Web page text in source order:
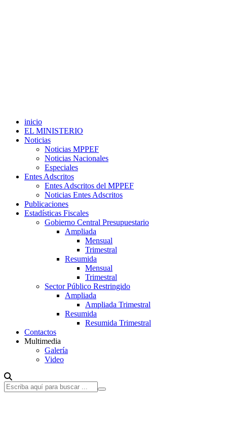
inicio
EL MINISTERIO
Noticias
Noticias MPPEF
Noticias Nacionales
Especiales
Entes Adscritos
Entes Adscritos del MPPEF
Noticias Entes Adscritos
Publicaciones
Estadísticas Fiscales
Gobierno Central Presupuestario
Ampliada
Mensual
Trimestral
Resumida
Mensual
Trimestral
Sector Público Restringido
Ampliada
Ampliada Trimestral
Resumida
Resumida Trimestral
Contactos
Multimedia
Galería
Video